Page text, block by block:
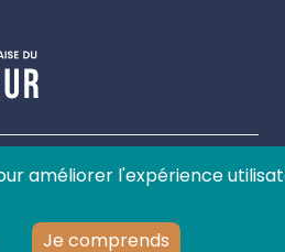
française du conteneur, tous
améliorer l'expérience
Je comprends